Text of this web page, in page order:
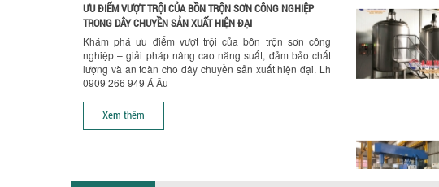
ƯU ĐIỂM VƯỢT TRỘI CỦA BỒN TRỘN SƠN CÔNG NGHIỆP
TRONG DÂY CHUYỀN SẢN XUẤT HIỆN ĐẠI
Khám phá ưu điểm vượt trội của bồn trộn sơn công
nghiệp – giải pháp nâng cao năng suất, đảm bảo chất
lượng và an toàn cho dây chuyền sản xuất hiện đại. Lh
0909 266 949 Á Âu
Xem thêm